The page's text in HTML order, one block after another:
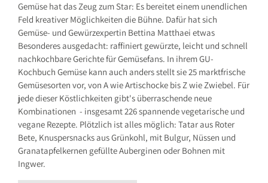
Sicherheitshinweis entsprechend Art. 9 Abs. 7 S. 2 derGPSR
entbehrlich
Gemüse hat das Zeug zum Star: Es bereitet einem unendlichen
Feld kreativer Möglichkeiten die Bühne. Dafür hat sich
Gemüse- und Gewürzexpertin Bettina Matthaei etwas
Besonderes ausgedacht: raffiniert gewürzte, leicht und schnell
nachkochbare Gerichte für Gemüsefans. In ihrem GU-
Kochbuch Gemüse kann auch anders stellt sie 25 marktfrische
Gemüsesorten vor, von A wie Artischocke bis Z wie Zwiebel. Für
jede dieser Köstlichkeiten gibt's überraschende neue
Kombinationen - insgesamt 226 spannende vegetarische und
vegane Rezepte. Plötzlich ist alles möglich: Tatar aus Roter
Bete, Knuspersnacks aus Grünkohl, mit Bulgur, Nüssen und
Granatapfelkernen gefüllte Auberginen oder Bohnen mit
Ingwer.